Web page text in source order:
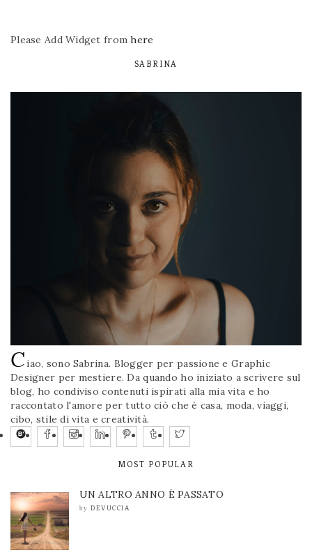
Please Add Widget fromhere
SABRINA
Ciao, sono Sabrina. Blogger per passione e Graphic
Designer per mestiere. Da quando ho iniziato a scrivere sul
blog, ho condiviso contenuti ispirati alla mia vita e ho
raccontato l'amore per tutto ciò che è casa, moda, viaggi,
cibo, stile di vita e creatività.
MOST POPULAR
UN ALTRO ANNO È PASSATO
by DEVUCCIA